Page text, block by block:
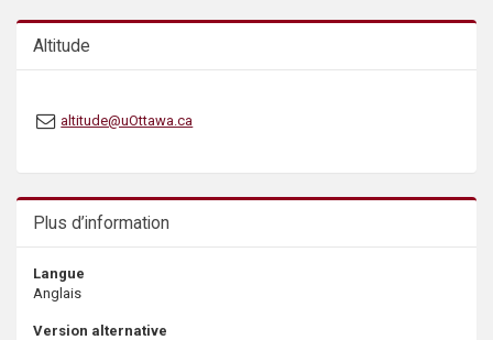
Altitude
altitude@uOttawa.ca
Plus d’information
Langue
Anglais
Version alternative